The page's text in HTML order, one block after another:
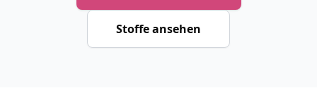
Stoffe ansehen